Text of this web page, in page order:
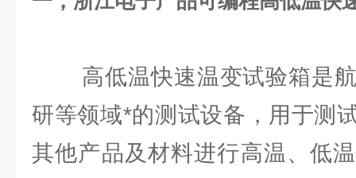
高低温快速温变试验箱是航
研等领域*的测试设备，用于测
其他产品及材料进行高温、低